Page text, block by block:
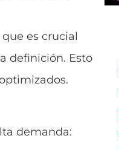
es crucial
definición. Esto
demanda: